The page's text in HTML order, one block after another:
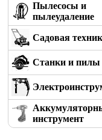
Пылесосы и
пылеудаление
Садовая
Станки и пилы
инструмент